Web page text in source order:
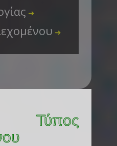
➜
➜
Τύπος